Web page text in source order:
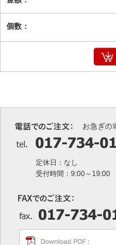
定休日：なし
受付時間：9:00～19:00